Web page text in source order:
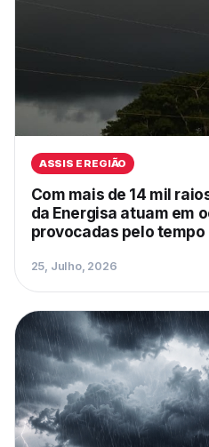
ASSIS E REGIÃO
Com mais de 14 mil
da Energisa atuam em
provocadas pelo tempo
25, Julho, 2026